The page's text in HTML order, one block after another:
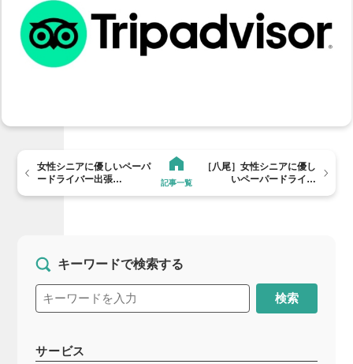
女性シニアに優しいペーパ
ードライバー出張…
記事一覧
［八尾］女性シニアに優し
いペーパードライ…
キーワードで検索する
検索
サービス